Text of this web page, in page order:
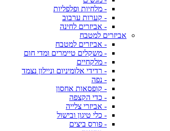
- מלחיות ופלפליות
- קערות ערבוב
- אביזרים לחינה
אביזרים למטבח
- אביזרים למטבח
- משקלים טיימרים ומדי חום
- מלקחיים
- רדידי אלומיניום וניילון נצמד
- נפה
- קופסאות אחסון
- כדי הקצפה
- אביזרי צלייה
- כלי טיגון ובישול
- פורס ביצים